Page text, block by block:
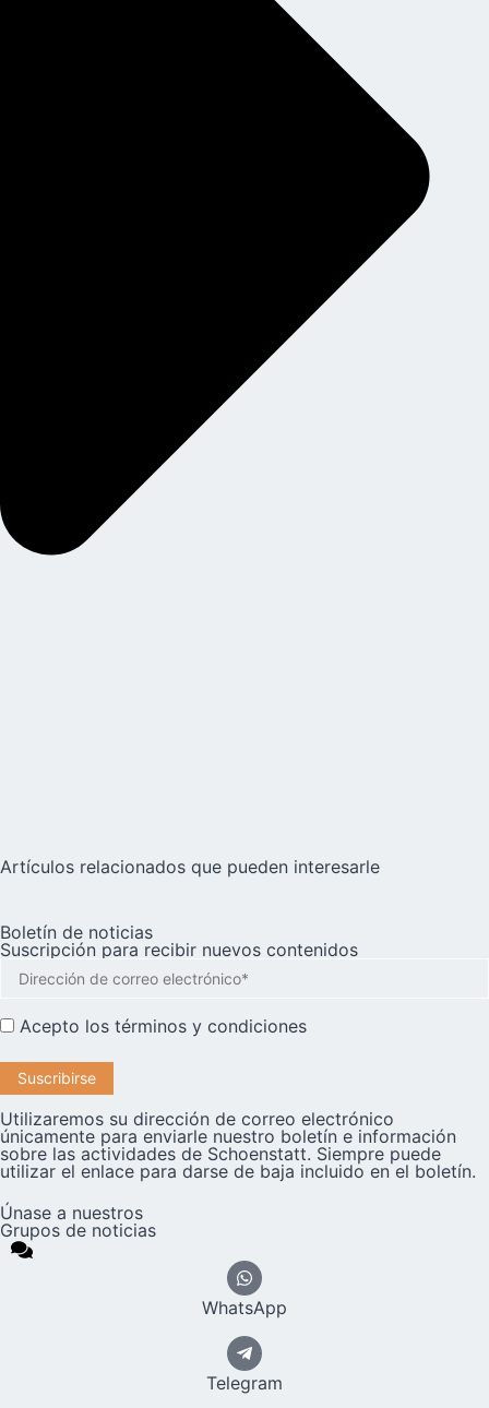
Artículos relacionados que pueden interesarle
Boletín de noticias
Suscripción para recibir nuevos contenidos
Acepto los términos y condiciones
Utilizaremos su dirección de correo electrónico
únicamente para enviarle nuestro boletín e información
sobre las actividades de Schoenstatt. Siempre puede
utilizar el enlace para darse de baja incluido en el boletín.
Únase a nuestros
Grupos de noticias
WhatsApp
Telegram